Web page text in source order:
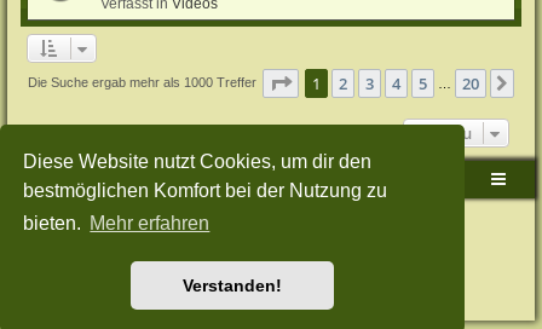
Diese Website nutzt Cookies, um dir den
bestmöglichen Komfort bei der Nutzung zu
bieten. Mehr erfahren
Verstanden!
Die Suche ergab mehr als 1000 Treffer Seite 1von 20
1 2 3 4 5 20
Gehe zu
Sudden-Strike-Maps.de Hauptseite Foren-Übersicht
Powered byphpBB® Forum Software © phpBB Limited
Style: Green-Style-Split by Joyce&LunaphpBB-Style-Design
Nutzungsbedingungen